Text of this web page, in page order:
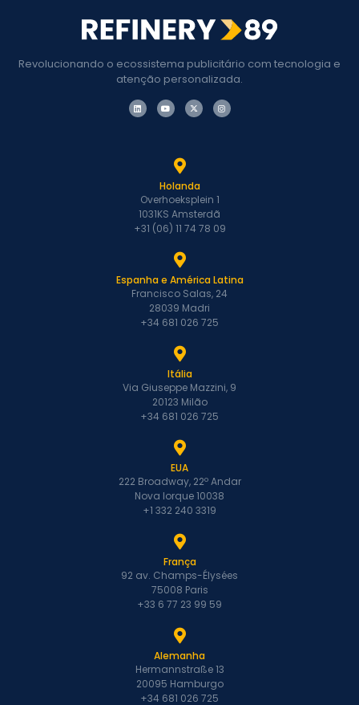
Revolucionando o ecossistema publicitário com tecnologia e
atenção personalizada.
Holanda
Overhoeksplein 1
1031KS Amsterdã
+31 (06) 11 74 78 09
Espanha e América Latina
Francisco Salas, 24
28039 Madri
+34 681 026 725
Itália
Via Giuseppe Mazzini, 9
20123 Milão
+34 681 026 725
EUA
222 Broadway, 22º Andar
Nova Iorque 10038
+1 332 240 3319
França
92 av. Champs-Élysées
75008 Paris
+33 6 77 23 99 59
Alemanha
Hermannstraße 13
20095 Hamburgo
+34 681 026 725